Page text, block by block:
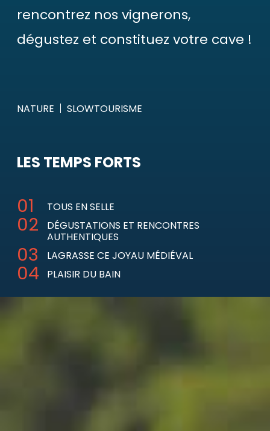
rencontrez nos vignerons,
dégustez et constituez votre cave !
NATURE SLOWTOURISME
LES TEMPS FORTS
TOUS EN SELLE
DÉGUSTATIONS ET RENCONTRES
AUTHENTIQUES
LAGRASSE CE JOYAU MÉDIÉVAL
PLAISIR DU BAIN